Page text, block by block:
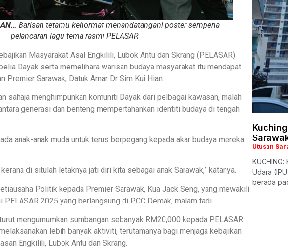
Barisan tetamu kehormat menandatangani poster sempena
pelancaran lagu tema rasmi PELASAR
Masyarakat Asal Engkilili, Lubok Antu dan Skrang (PELASAR)
Dayak serta memelihara warisan budaya masyarakat itu mendapat
Premier Sarawak, Datuk Amar Dr Sim Kui Hian.
sahaja menghimpunkan komuniti Dayak dari pelbagai kawasan, malah
generasi dan benteng mempertahankan identiti budaya di tengah
anak-anak muda untuk terus berpegang kepada akar budaya mereka
di situlah letaknya jati diri kita sebagai anak Sarawak,” katanya.
Politik kepada Premier Sarawak, Kua Jack Seng, yang mewakili
2025 yang berlangsung di PCC Demak, malam tadi.
mengumumkan sumbangan sebanyak RM20,000 kepada PELASAR
lebih banyak aktiviti, terutamanya bagi menjaga kebajikan
Engkilili, Lubok Antu dan Skrang.
Utusan
Udara
berada